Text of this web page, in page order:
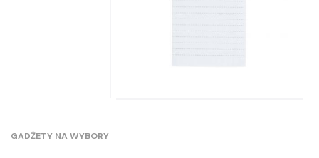
GADŻETY NA WYBORY